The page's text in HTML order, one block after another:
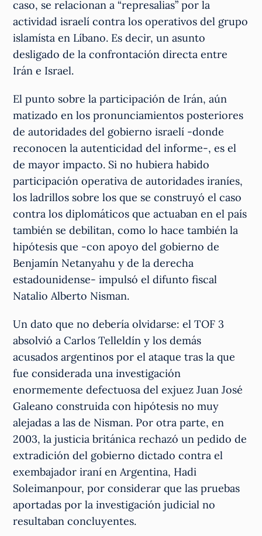
caso, se relacionan a “represalias” por la
actividad israelí contra los operativos del grupo
islamísta en Líbano. Es decir, un asunto
desligado de la confrontación directa entre
Irán e Israel.
El punto sobre la participación de Irán, aún
matizado en los pronunciamientos posteriores
de autoridades del gobierno israelí -donde
reconocen la autenticidad del informe-, es el
de mayor impacto. Si no hubiera habido
participación operativa de autoridades iraníes,
los ladrillos sobre los que se construyó el caso
contra los diplomáticos que actuaban en el país
también se debilitan, como lo hace también la
hipótesis que -con apoyo del gobierno de
Benjamín Netanyahu y de la derecha
estadounidense- impulsó el difunto fiscal
Natalio Alberto Nisman.
Un dato que no debería olvidarse: el TOF 3
absolvió a Carlos Telleldín y los demás
acusados argentinos por el ataque tras la que
fue considerada una investigación
enormemente defectuosa del exjuez Juan José
Galeano construida con hipótesis no muy
alejadas a las de Nisman. Por otra parte, en
2003, la justicia británica rechazó un pedido de
extradición del gobierno dictado contra el
exembajador iraní en Argentina, Hadi
Soleimanpour, por considerar que las pruebas
aportadas por la investigación judicial no
resultaban concluyentes.